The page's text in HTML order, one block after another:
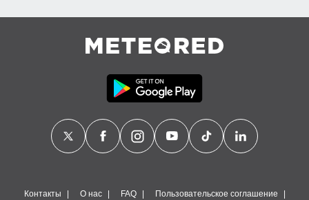
Контакты О нас FAQ Пользовательское соглашение